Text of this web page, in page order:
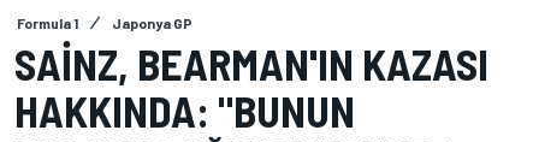
Formula 1 Japonya GP
SAINZ, BEARMAN'IN KAZASI
HAKKINDA: "BUNUN